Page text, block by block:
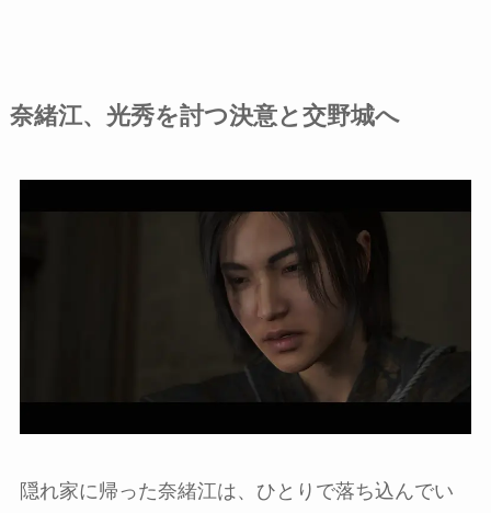
奈緒江、光秀を討つ決意と交野城へ
隠れ家に帰った奈緒江は、ひとりで落ち込んでい